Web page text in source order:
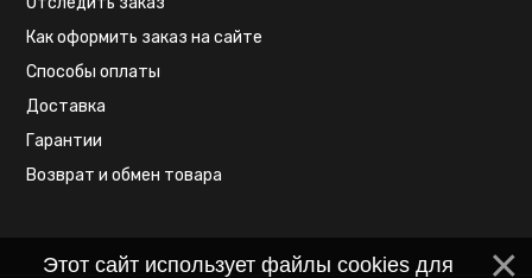
Как оформить заказ на сайте
Способы оплаты
Доставка
Гарантии
Возврат и обмен товара
Этот сайт использует файлы cookies для